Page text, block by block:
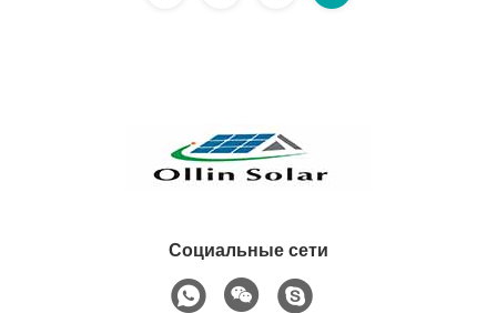
Социальные сети